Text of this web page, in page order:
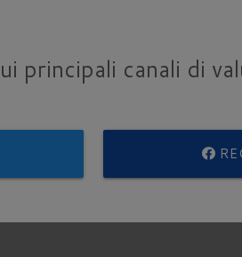
principali canali di